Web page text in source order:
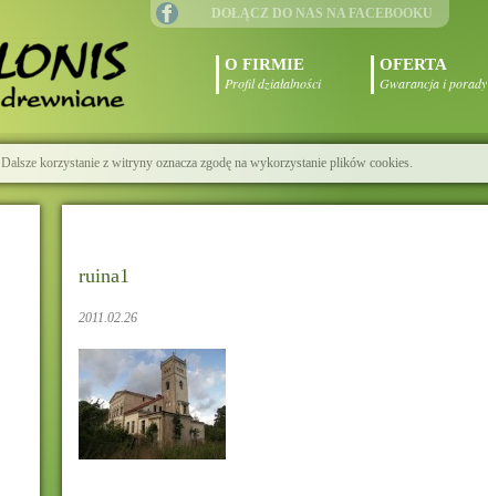
DOŁĄCZ DO NAS NA FACEBOOKU
O FIRMIE
Profil działalności
OFERTA
Gwarancja i porady
korzystanie z witryny oznacza zgodę na wykorzystanie plików cookies.
ruina1
2011.02.26